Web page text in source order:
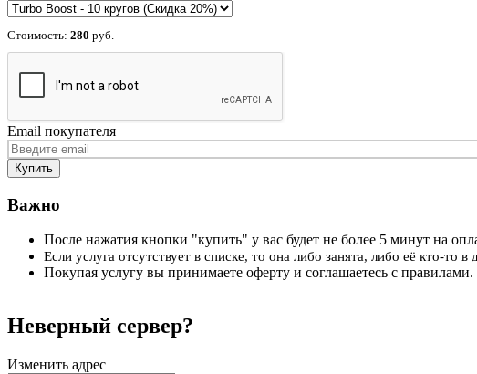
Стоимость: 280 руб.
Email покупателя
Важно
После нажатия кнопки "купить" у вас будет не более 5 минут на
Если услуга отсутствует в списке, то она либо занята, либо её кто-то
Покупая услугу вы принимаете оферту и соглашаетесь с правилами.
Неверный сервер?
Изменить адрес